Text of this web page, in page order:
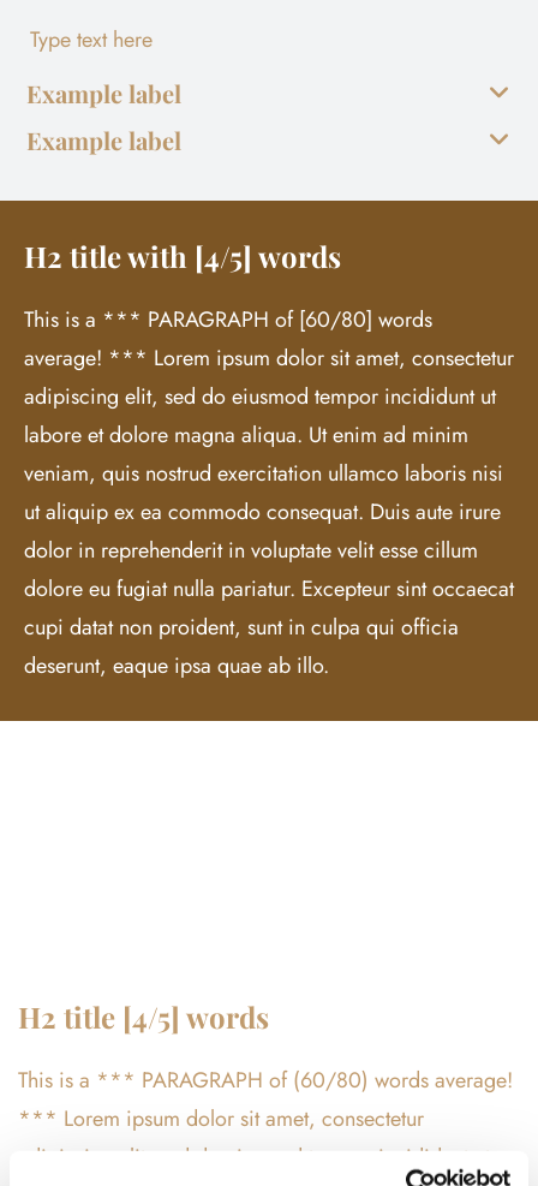
Type text here
Example label
Example label
H2 title with [4/5] words
This is a *** PARAGRAPH of [60/80] words
average! *** Lorem ipsum dolor sit amet, consectetur
adipiscing elit, sed do eiusmod tempor incididunt ut
labore et dolore magna aliqua. Ut enim ad minim
veniam, quis nostrud exercitation ullamco laboris nisi
ut aliquip ex ea commodo consequat. Duis aute irure
dolor in reprehenderit in voluptate velit esse cillum
dolore eu fugiat nulla pariatur. Excepteur sint occaecat
cupi datat non proident, sunt in culpa qui officia
deserunt, eaque ipsa quae ab illo.
H2 title [4/5] words
This is a *** PARAGRAPH of (60/80) words average!
*** Lorem ipsum dolor sit amet, consectetur
adipiscing elit, sed do eiusmod tempor incididunt ut